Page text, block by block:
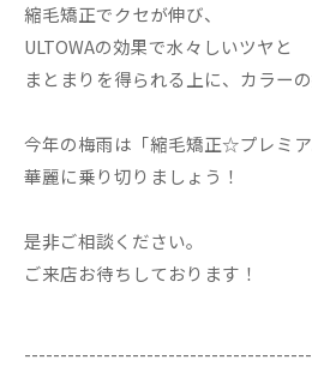
縮毛矯正でクセが伸び、
ULTOWAの効果で水々しいツヤと
まとまりを得られる上に、カラー
今年の梅雨は「縮毛矯正☆プレミ
華麗に乗り切りましょう！
是非ご相談ください。
ご来店お待ちしております！